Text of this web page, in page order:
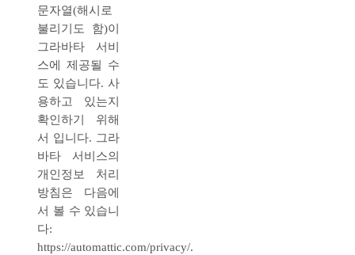
문자열(해시로
불리기도 함)이
그라바타 서비
스에 제공될 수
도 있습니다. 사
용하고 있는지
확인하기 위해
서 입니다. 그라
바타 서비스의
개인정보 처리
방침은 다음에
서 볼 수 있습니
다:
https://automattic.com/privacy/.